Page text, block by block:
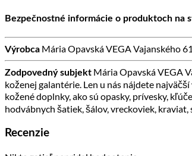
Bezpečnostné informácie o produktoch na
Výrobca Mária Opavská VEGA Vajanského
Zodpovedný subjekt Mária Opavská VEGA
koženej galantérie. Len u nás nájdete
kožené doplnky, ako sú opasky, prívesky,
hodvábnych šatiek, šálov, vreckoviek,
Recenzie